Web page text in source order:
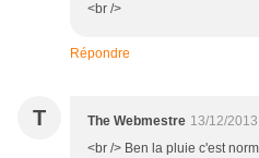
<br />
Répondre
T The Webmestre 13/12/
<br /> Ben la pluie c'est